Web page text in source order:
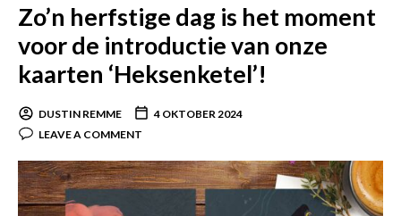
Zo’n herfstige dag is het moment
voor de introductie van onze
kaarten ‘Heksenketel’!
DUSTIN REMME
4 OKTOBER 2024
LEAVE A COMMENT